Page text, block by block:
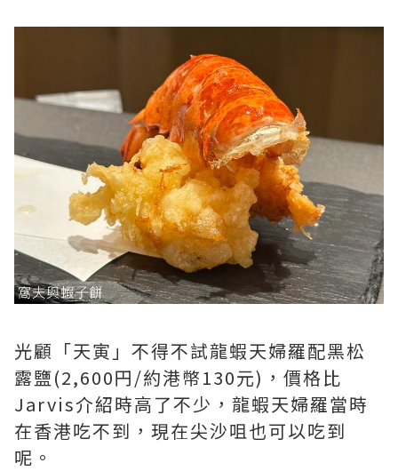
光顧「天寅」不得不試龍蝦天婦羅配黑松
露鹽(2,600円/約港幣130元)，價格比
Jarvis介紹時高了不少，龍蝦天婦羅當時
在香港吃不到，現在尖沙咀也可以吃到
呢。